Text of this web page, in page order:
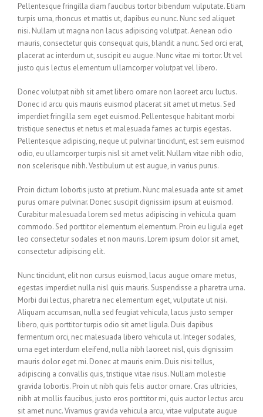
Pellentesque fringilla diam faucibus tortor bibendum vulputate. Etiam
turpis urna, rhoncus et mattis ut, dapibus eu nunc. Nunc sed aliquet
nisi. Nullam ut magna non lacus adipiscing volutpat. Aenean odio
mauris, consectetur quis consequat quis, blandit a nunc. Sed orci erat,
placerat ac interdum ut, suscipit eu augue. Nunc vitae mi tortor. Ut vel
justo quis lectus elementum ullamcorper volutpat vel libero.
Donec volutpat nibh sit amet libero ornare non laoreet arcu luctus.
Donec id arcu quis mauris euismod placerat sit amet ut metus. Sed
imperdiet fringilla sem eget euismod. Pellentesque habitant morbi
tristique senectus et netus et malesuada fames ac turpis egestas.
Pellentesque adipiscing, neque ut pulvinar tincidunt, est sem euismod
odio, eu ullamcorper turpis nisl sit amet velit. Nullam vitae nibh odio,
non scelerisque nibh. Vestibulum ut est augue, in varius purus.
Proin dictum lobortis justo at pretium. Nunc malesuada ante sit amet
purus ornare pulvinar. Donec suscipit dignissim ipsum at euismod.
Curabitur malesuada lorem sed metus adipiscing in vehicula quam
commodo. Sed porttitor elementum elementum. Proin eu ligula eget
leo consectetur sodales et non mauris. Lorem ipsum dolor sit amet,
consectetur adipiscing elit.
Nunc tincidunt, elit non cursus euismod, lacus augue ornare metus,
egestas imperdiet nulla nisl quis mauris. Suspendisse a pharetra urna.
Morbi dui lectus, pharetra nec elementum eget, vulputate ut nisi.
Aliquam accumsan, nulla sed feugiat vehicula, lacus justo semper
libero, quis porttitor turpis odio sit amet ligula. Duis dapibus
fermentum orci, nec malesuada libero vehicula ut. Integer sodales,
urna eget interdum eleifend, nulla nibh laoreet nisl, quis dignissim
mauris dolor eget mi. Donec at mauris enim. Duis nisi tellus,
adipiscing a convallis quis, tristique vitae risus. Nullam molestie
gravida lobortis. Proin ut nibh quis felis auctor ornare. Cras ultricies,
nibh at mollis faucibus, justo eros porttitor mi, quis auctor lectus arcu
sit amet nunc. Vivamus gravida vehicula arcu, vitae vulputate augue